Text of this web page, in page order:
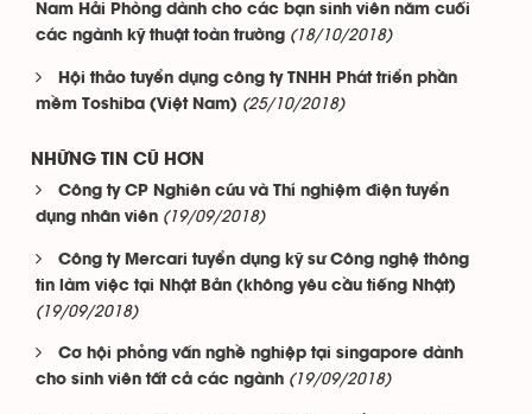
Nam Hải Phòng dành cho các bạn sinh viên năm cuối
các ngành kỹ thuật toàn trường (18/10/2018)
Hội thảo tuyển dụng công ty TNHH Phát triển phần
mềm Toshiba (Việt Nam) (25/10/2018)
NHỮNG TIN CŨ HƠN
Công ty CP Nghiên cứu và Thí nghiệm điện tuyển
dụng nhân viên (19/09/2018)
Công ty Mercari tuyển dụng kỹ sư Công nghệ thông
tin làm việc tại Nhật Bản (không yêu cầu tiếng Nhật)
(19/09/2018)
Cơ hội phỏng vấn nghề nghiệp tại singapore dành
cho sinh viên tất cả các ngành (19/09/2018)